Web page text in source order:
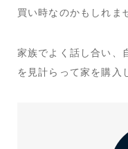
買い時なのかもしれま
家族でよく話し合い、
を見計らって家を購入